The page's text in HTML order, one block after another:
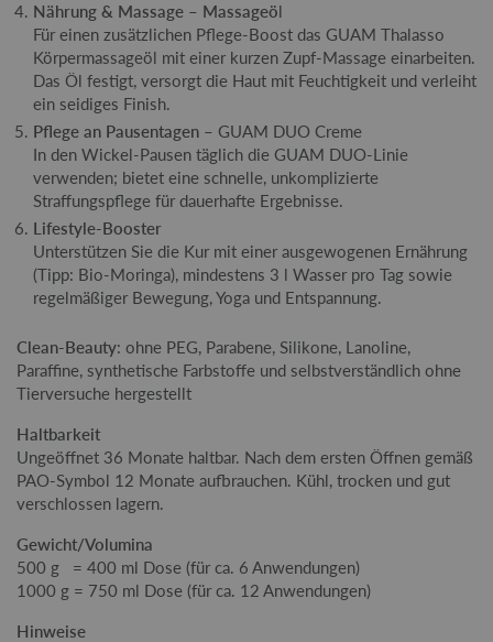
Nährung & Massage – Massageöl
Für einen zusätzlichen Pflege-Boost das GUAM Thalasso
Körpermassageöl mit einer kurzen Zupf-Massage einarbeiten.
Das Öl festigt, versorgt die Haut mit Feuchtigkeit und verleiht
ein seidiges Finish.
Pflege an Pausentagen – GUAM DUO Creme
In den Wickel-Pausen täglich die GUAM DUO-Linie
verwenden; bietet eine schnelle, unkomplizierte
Straffungspflege für dauerhafte Ergebnisse.
Lifestyle-Booster
Unterstützen Sie die Kur mit einer ausgewogenen Ernährung
(Tipp: Bio-Moringa), mindestens 3 l Wasser pro Tag sowie
regelmäßiger Bewegung, Yoga und Entspannung.
Clean-Beauty: ohne PEG, Parabene, Silikone, Lanoline,
Paraffine, synthetische Farbstoffe und selbstverständlich ohne
Tierversuche hergestellt
Haltbarkeit
Ungeöffnet 36 Monate haltbar. Nach dem ersten Öffnen gemäß
PAO-Symbol 12 Monate aufbrauchen. Kühl, trocken und gut
verschlossen lagern.
Gewicht/Volumina
500 g = 400 ml Dose (für ca. 6 Anwendungen)
1000 g = 750 ml Dose (für ca. 12 Anwendungen)
Hinweise